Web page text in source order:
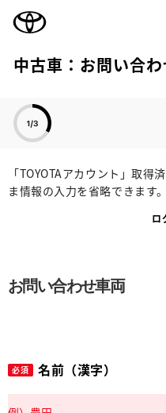
中古車：お問い合わ
「TOYOTAアカウント」取得
ま情報の入力を省略できます。
ロ
お問い合わせ車両
必須 名前（漢字）